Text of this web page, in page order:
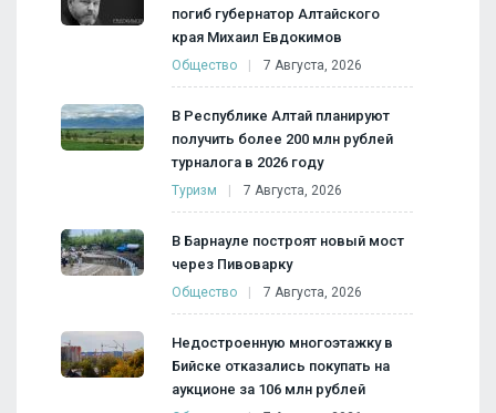
погиб губернатор Алтайского
края Михаил Евдокимов
Общество 7 Августа, 2026
В Республике Алтай планируют
получить более 200 млн рублей
турналога в 2026 году
Туризм 7 Августа, 2026
В Барнауле построят новый мост
через Пивоварку
Общество 7 Августа, 2026
Недостроенную многоэтажку в
Бийске отказались покупать на
аукционе за 106 млн рублей